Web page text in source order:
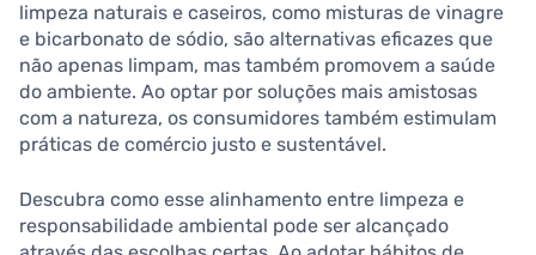
limpeza naturais e caseiros, como misturas de vinagre
e bicarbonato de sódio, são alternativas eficazes que
não apenas limpam, mas também promovem a saúde
do ambiente. Ao optar por soluções mais amistosas
com a natureza, os consumidores também estimulam
práticas de comércio justo e sustentável.
Descubra como esse alinhamento entre limpeza e
responsabilidade ambiental pode ser alcançado